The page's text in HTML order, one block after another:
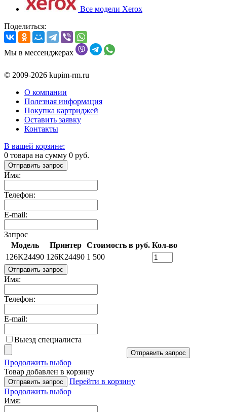
Все модели Xerox
Поделиться:
Мы в мессенджерах
© 2009-2026 kupim-rm.ru
О компании
Полезная информация
Покупка картриджей
Оставить заявку
Контакты
В вашей корзине:
0 товара на сумму 0 руб.
Отправить запрос
Имя:
Телефон:
E-mail:
Запрос
Модель
Принтер Стоимость в руб. Кол-во
126K24490 126K24490 1 500
Отправить запрос
Имя:
Телефон:
E-mail:
Выезд специалиста
Отправить запрос
Продолжить выбор
Товар добавлен в корзину
Отправить запрос
Перейти в корзину
Продолжить выбор
Имя: